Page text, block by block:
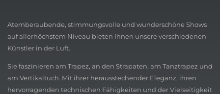
Atemberaubende, stimmungsvolle und wunderschöne Shows
auf allerhöchstem Niveau bieten Ihnen unsere verschiedenen
Künstler in der Luft.
Sie faszinieren am Trapez, an den Strapaten, am Tanztrapez und
am Vertikaltuch. Mit ihrer herausstechender Eleganz, ihren
hervorragenden technischen Fähigkeiten und der Vielseitigkeit